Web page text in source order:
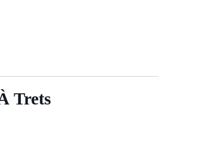
Trets